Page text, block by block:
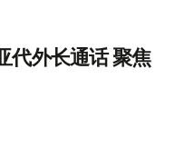
代外长通话 聚焦